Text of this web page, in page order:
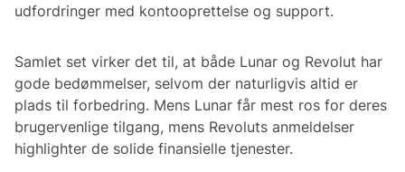
udfordringer med kontooprettelse og support.
Samlet set virker det til, at både Lunar og Revolut har
gode bedømmelser, selvom der naturligvis altid er
plads til forbedring. Mens Lunar får mest ros for deres
brugervenlige tilgang, mens Revoluts anmeldelser
highlighter de solide finansielle tjenester.